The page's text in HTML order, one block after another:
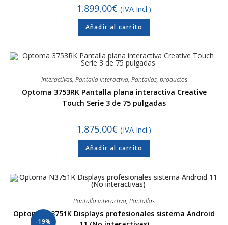
1.899,00€ (IVA Incl.)
Añadir al carrito
Interactivas, Pantalla interactiva, Pantallas, productos
Optoma 3753RK Pantalla plana interactiva Creative
Touch Serie 3 de 75 pulgadas
1.875,00€ (IVA Incl.)
Añadir al carrito
-19%
Pantalla interactiva, Pantallas
Optoma N3751K Displays profesionales sistema Android